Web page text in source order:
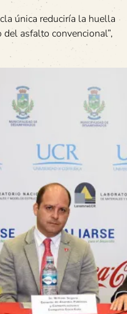
única reduciría la huella
asfalto convencional”,